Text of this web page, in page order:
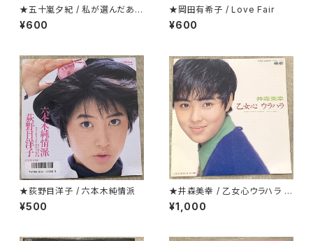
★五十嵐夕紀 / 私が選んだあな
たです
¥600
★岡田有希子 / Love Fair
¥600
★荻野目洋子 / 六本木純情派
¥500
★井森美幸 / 乙女心ウラハラ プ
ロモ
¥1,000